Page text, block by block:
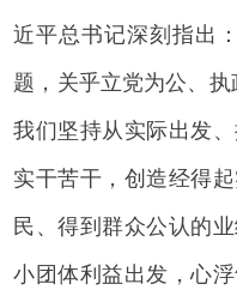
近平总书记深刻指出
题，关乎立党为公、
我们坚持从实际出发
实干苦干，创造经得
民、得到群众公认的
小团体利益出发，心